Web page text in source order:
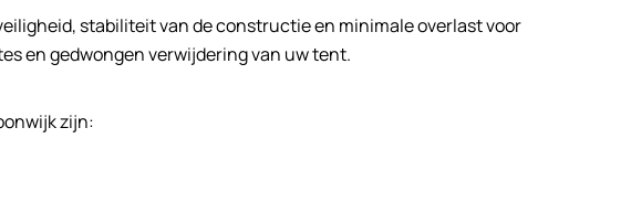
stabiliteit van de constructie en minimale overlast voor
en gedwongen verwijdering van uw tent.
zijn: